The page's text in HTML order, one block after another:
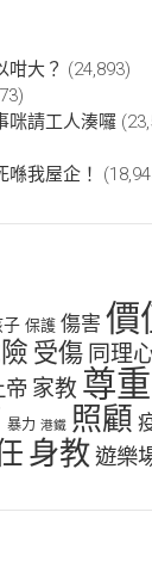
咁大？ (24,893)
咪請工人湊囉
我屋企！
子 保護 傷害 價
受傷 同理
帝 家教 尊重
暴力 港鐵 照顧
身教遊樂